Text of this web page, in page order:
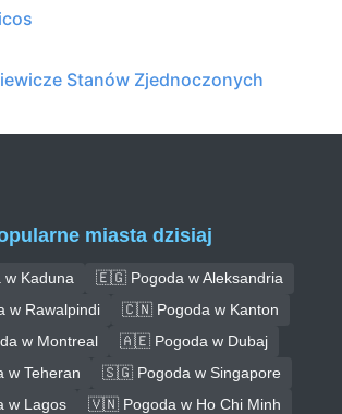
Stanów Zjednoczonych
miasta dzisiaj
Kaduna
🇪🇬 Pogoda w Aleksandria
Rawalpindi
🇨🇳 Pogoda w Kanton
w Montreal
🇦🇪 Pogoda w Dubaj
Teheran
🇸🇬 Pogoda w Singapore
Lagos
🇻🇳 Pogoda w Ho Chi Minh